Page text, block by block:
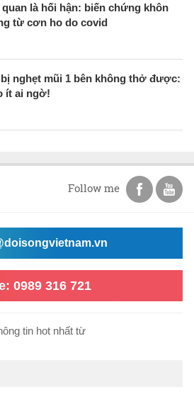
quan là hối hận: biến chứng khôn
từ cơn ho do covid
bị nghẹt mũi 1 bên không thở được:
ít ai ngờ!
Follow me
0989 316 721
tin hot nhất từ